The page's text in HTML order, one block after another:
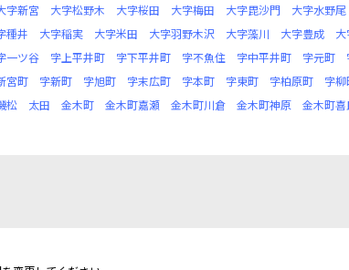
字新宮 大字松野木 大字桜田 大字梅田 大字毘沙門 大字水野尾
種井 大字稲実 大字米田 大字羽野木沢 大字藻川 大字豊成
一ツ谷 字上平井町 字下平井町 字不魚住 字中平井町 字元町
宮町 字新町 字旭町 字末広町 字本町 字東町 字柏原町 字
松 太田 金木町 金木町嘉瀬 金木町川倉 金木町神原 金木町喜